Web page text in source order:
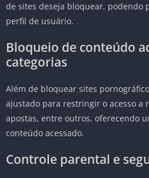
de sites deseja bloquear, podendo
perfil de usuário.
Bloqueio de conteúdo
categorias
Além de bloquear sites
ajustado para restringir o acesso a
apostas, entre outros, oferecendo
conteúdo acessado.
Controle parental e